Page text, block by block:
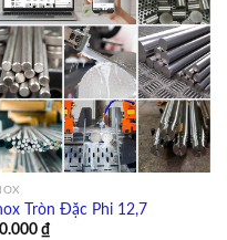
Tròn Đặc Phi 12,7
₫